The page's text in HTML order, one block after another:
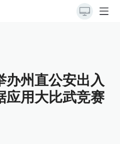
办州直公安出入
应用大比武竞赛